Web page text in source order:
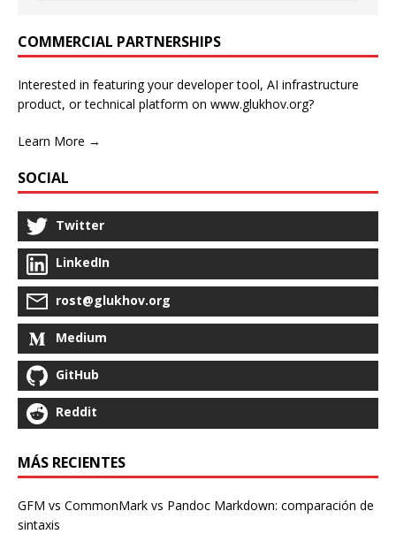
COMMERCIAL PARTNERSHIPS
Interested in featuring your developer tool, AI infrastructure
product, or technical platform on www.glukhov.org?
Learn More →
SOCIAL
Twitter
LinkedIn
rost@glukhov.org
Medium
GitHub
Reddit
MÁS RECIENTES
GFM vs CommonMark vs Pandoc Markdown: comparación de
sintaxis